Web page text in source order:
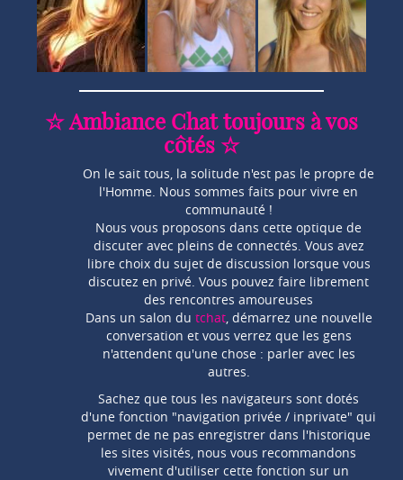
☆ Ambiance Chat toujours à vos
côtés ☆
On le sait tous, la solitude n'est pas le propre de
l'Homme. Nous sommes faits pour vivre en
communauté !
Nous vous proposons dans cette optique de
discuter avec pleins de connectés. Vous avez
libre choix du sujet de discussion lorsque vous
discutez en privé. Vous pouvez faire librement
des rencontres amoureuses
Dans un salon du tchat, démarrez une nouvelle
conversation et vous verrez que les gens
n'attendent qu'une chose : parler avec les
autres.
Sachez que tous les navigateurs sont dotés
d'une fonction "navigation privée / inprivate" qui
permet de ne pas enregistrer dans l'historique
les sites visités, nous vous recommandons
vivement d'utiliser cette fonction sur un